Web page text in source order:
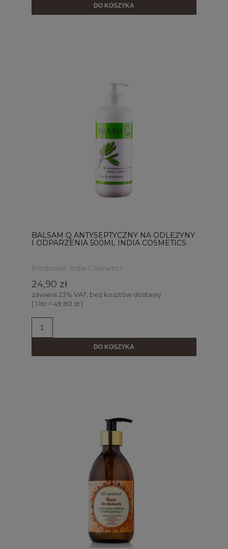
DO KOSZYKA
BALSAM Q ANTYSEPTYCZNY NA ODLEŻYNY
I ODPARZENIA 500ML INDIA COSMETICS
Producent: India Cosmetics
24,90 zł
zawiera 23% VAT, bez kosztów dostawy
( 1 litr = 49,80 zł )
DO KOSZYKA